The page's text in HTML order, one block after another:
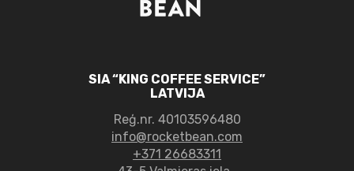
SIA “KING COFFEE SERVICE”
LATVIJA
Reģ.nr. 40103596480
info@rocketbean.com
+371 26683311